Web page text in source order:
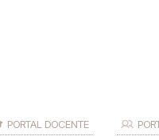
PORTAL DOCENTE